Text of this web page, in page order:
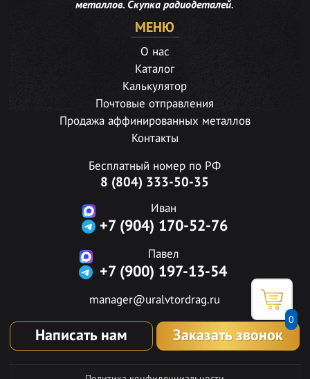
0
металлов. Скупка радиодеталей.
МЕНЮ
О нас
Каталог
Калькулятор
Почтовые отправления
Продажа аффинированных металлов
Контакты
Бесплатный номер по РФ
8 (804) 333-50-35
Иван
+7 (904) 170-52-76
Павел
+7 (900) 197-13-54
manager@uralvtordrag.ru
Написать нам Заказать звонок